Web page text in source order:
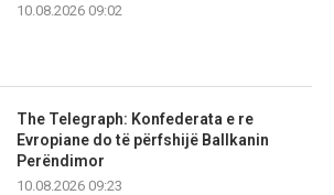
10.08.2026 09:02
The Telegraph: Konfederata e re
Evropiane do të përfshijë Ballkanin
Perëndimor
10.08.2026 09:23